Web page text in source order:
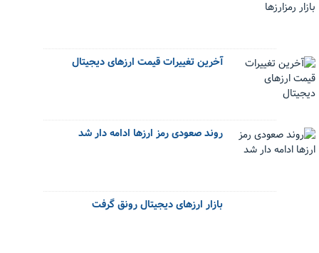
آخرین تغییرات قیمت ارزهای دیجیتال
روند صعودی رمز ارزها ادامه دار شد
بازار ارزهای دیجیتال رونق گرفت